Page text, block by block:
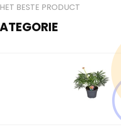
BESTE PRODUCT